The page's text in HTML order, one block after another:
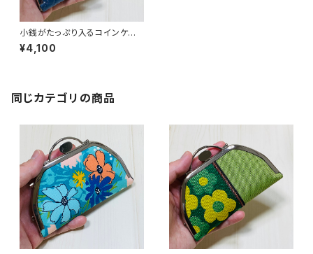
小銭がたっぷり入るコインケー
ス／【合皮】紺
¥4,100
同じカテゴリの商品